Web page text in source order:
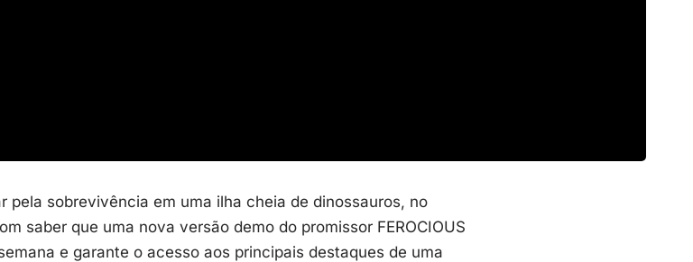
pela sobrevivência em uma ilha cheia de dinossauros, no
saber que uma nova versão demo do promissor FEROCIOUS
e garante o acesso aos principais destaques de uma